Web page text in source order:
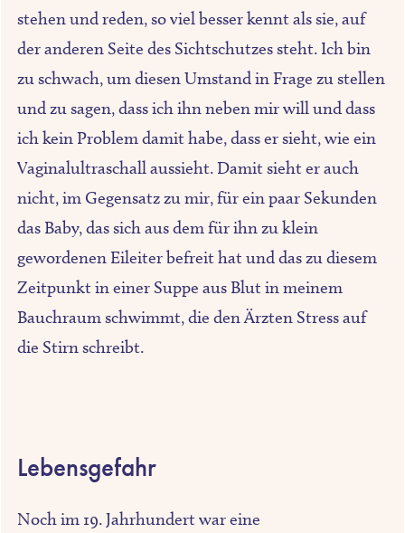
stehen und reden, so viel besser kennt als sie, auf
der anderen Seite des Sichtschutzes steht. Ich bin
zu schwach, um diesen Umstand in Frage zu stellen
und zu sagen, dass ich ihn neben mir will und dass
ich kein Problem damit habe, dass er sieht, wie ein
Vaginalultraschall aussieht. Damit sieht er auch
nicht, im Gegensatz zu mir, für ein paar Sekunden
das Baby, das sich aus dem für ihn zu klein
gewordenen Eileiter befreit hat und das zu diesem
Zeitpunkt in einer Suppe aus Blut in meinem
Bauchraum schwimmt, die den Ärzten Stress auf
die Stirn schreibt.
Lebensgefahr
Noch im 19. Jahrhundert war eine